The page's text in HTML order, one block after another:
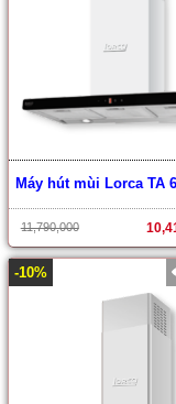
Máy hút mùi Lorca TA
11,790,000
-10%